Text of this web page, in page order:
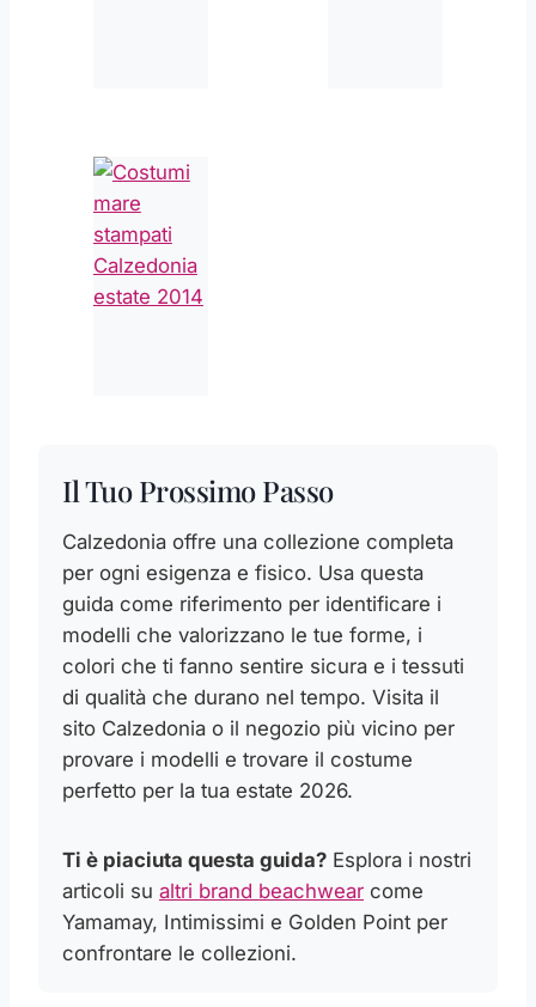
Il Tuo Prossimo Passo
Calzedonia offre una collezione completa
per ogni esigenza e fisico. Usa questa
guida come riferimento per identificare i
modelli che valorizzano le tue forme, i
colori che ti fanno sentire sicura e i tessuti
di qualità che durano nel tempo. Visita il
sito Calzedonia o il negozio più vicino per
provare i modelli e trovare il costume
perfetto per la tua estate 2026.
Ti è piaciuta questa guida? Esplora i nostri
articoli su altri brand beachwear come
Yamamay, Intimissimi e Golden Point per
confrontare le collezioni.